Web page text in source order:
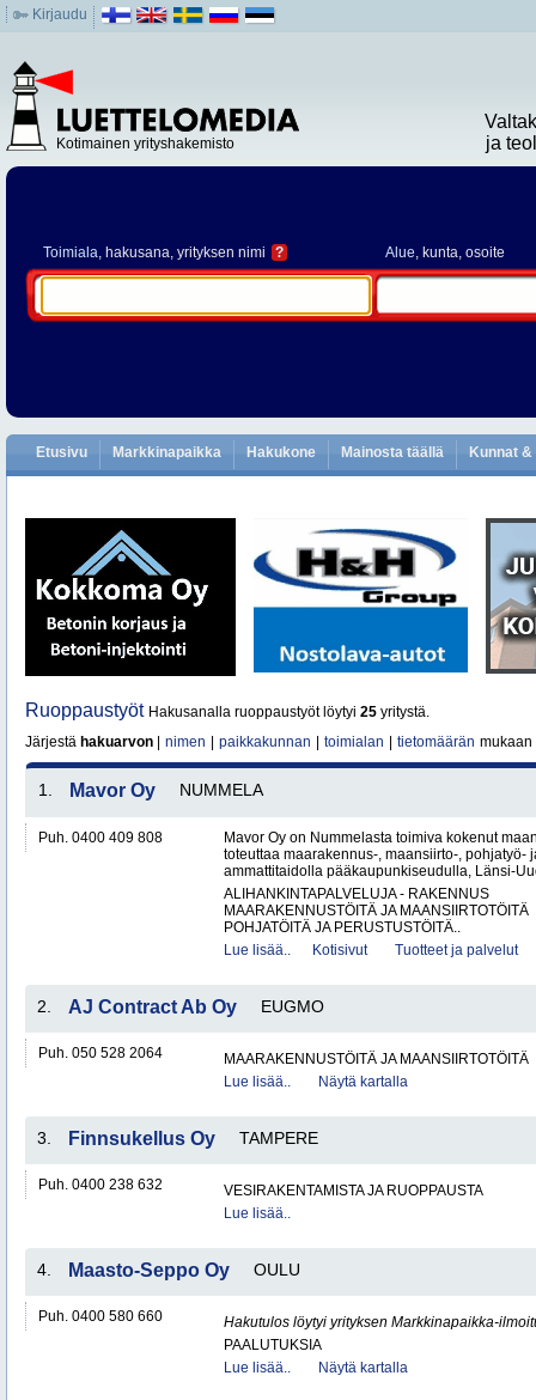
Kirjaudu
Kotimainen yrityshakemisto
ja
Toimiala, hakusana, yrityksen nimi ? Alue, kunta, osoite
Etusivu Markkinapaikka Hakukone Mainosta täällä Kunnat
Ruoppaustyöt Hakusanalla ruoppaustyöt löytyi 25 yritystä.
Järjestä hakuarvon nimen paikkakunnan toimialan tietomäärän mukaan
1. Mavor Oy NUMMELA
Puh. 0400 409 808
Mavor Oy on Nummelasta toimiva kokenut
toteuttaa maarakennus-, maansiirto-, pohjatyö-
ammattitaidolla pääkaupunkiseudulla, Länsi-
ALIHANKINTAPALVELUJA - RAKENNUS
MAARAKENNUSTÖITÄ JA MAANSIIRTOTÖITÄ
POHJATÖITÄ JA PERUSTUSTÖITÄ..
Lue lisää..
Kotisivut Tuotteet ja palvelut
2. AJ Contract Ab Oy EUGMO
Puh. 050 528 2064
MAARAKENNUSTÖITÄ JA MAANSIIRTOTÖITÄ
Lue lisää..
Näytä kartalla
3. Finnsukellus Oy TAMPERE
Puh. 0400 238 632
VESIRAKENTAMISTA JA RUOPPAUSTA
Lue lisää..
4. Maasto-Seppo Oy OULU
Puh. 0400 580 660
Hakutulos löytyi yrityksen Markkinapaikka-
PAALUTUKSIA
Lue lisää..
Näytä kartalla